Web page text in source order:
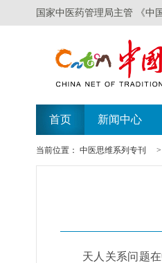
国家中医药管理局主管 《中
首页 新闻中心
当前位置： 中医思维系列专刊
天人关系问题